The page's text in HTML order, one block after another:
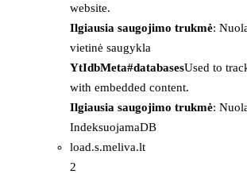
website.
Ilgiausia saugojimo trukmė:
vietinė saugykla
YtIdbMeta#databasesUsed to
with embedded content.
Ilgiausia saugojimo trukmė:
IndeksuojamaDB
load.s.meliva.lt
2